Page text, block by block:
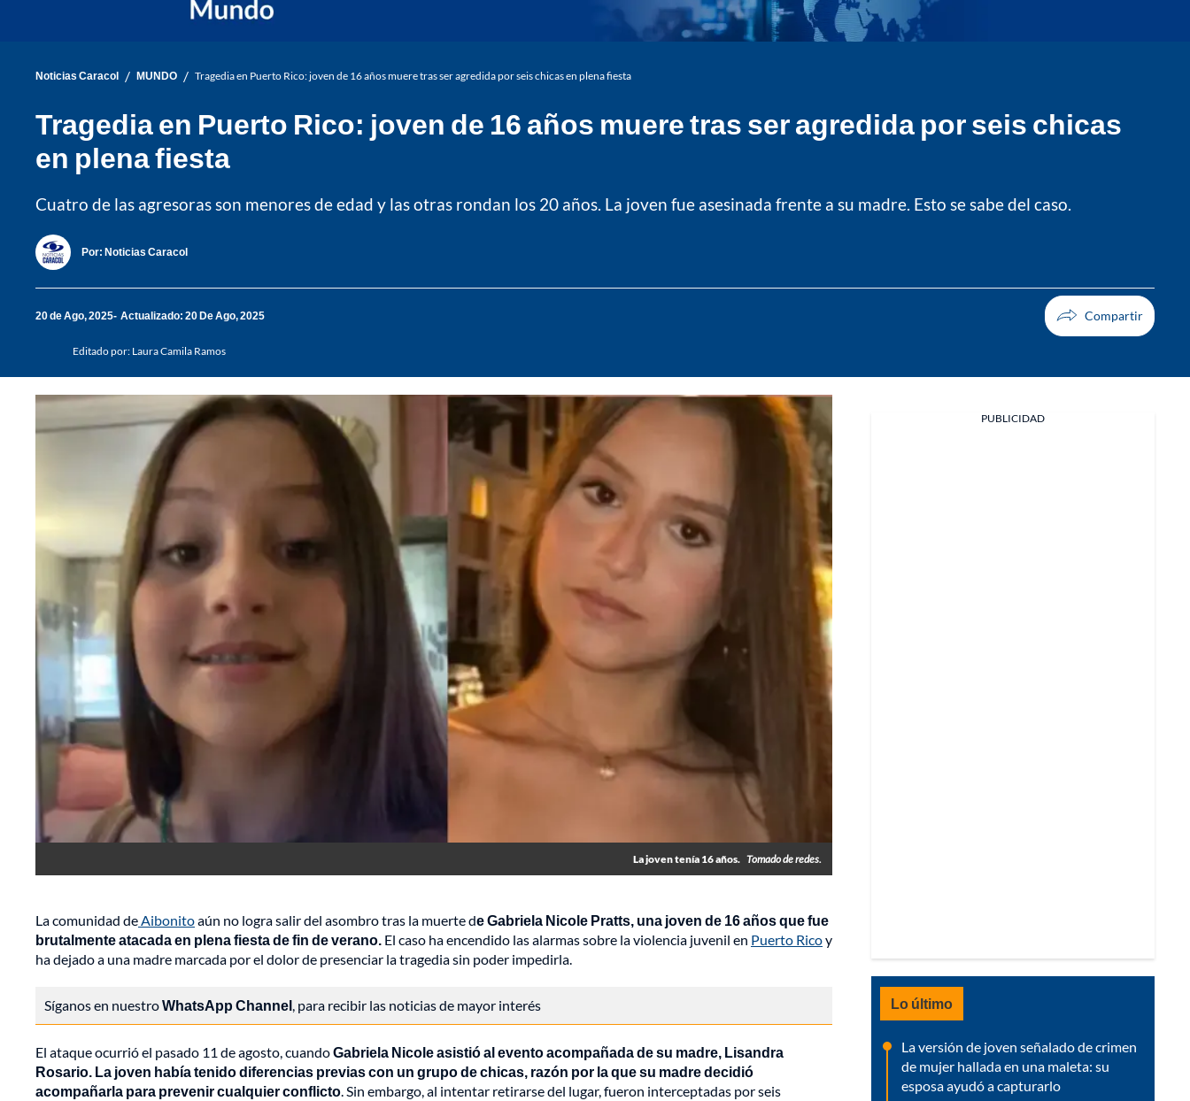
Noticias Caracol / MUNDO / Tragedia en Puerto Rico: joven de 16 años muere tras ser agredida por seis chicas en plena fiesta
Tragedia en Puerto Rico: joven de 16 años muere tras ser agredida por seis chicas
en plena fiesta
Cuatro de las agresoras son menores de edad y las otras rondan los 20 años. La joven fue asesinada frente a su madre. Esto se sabe del caso.
Por: Noticias Caracol
20 de Ago, 2025 Actualizado: 20 De Ago, 2025
Editado por: Laura Camila Ramos
La joven tenía 16 años. Tomado de redes.
La comunidad deAibonitoaún no logra salir del asombro tras la muerte de Gabriela Nicole Pratts, una joven de 16 años que fue
brutalmente atacada en plena fiesta de fin de verano. El caso ha encendido las alarmas sobre la violencia juvenil en Puerto Ricoy
ha dejado a una madre marcada por el dolor de presenciar la tragedia sin poder impedirla.
Síganos en nuestroWhatsApp Channel, para recibir las noticias de mayor interés
El ataque ocurrió el pasado 11 de agosto, cuandoGabriela Nicole asistió al evento acompañada de su madre, Lisandra
Rosario. La joven había tenido diferencias previas con un grupo de chicas, razón por la que su madre decidió
acompañarla para prevenir cualquier conflicto. Sin embargo, al intentar retirarse del lugar, fueron interceptadas por seis
PUBLICIDAD
Lo último
La versión de joven señalado de crimen
de mujer hallada en una maleta: su
esposa ayudó a capturarlo